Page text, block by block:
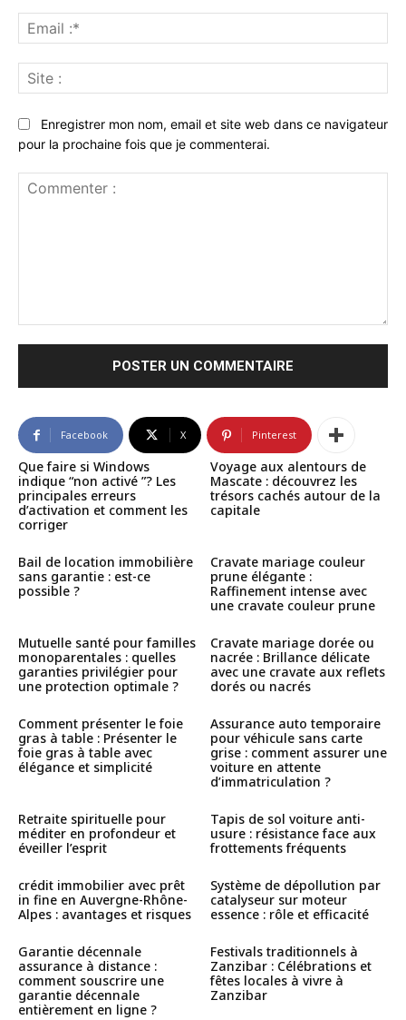
:*
:
Enregistrer mon nom, email et site web dans ce navigateur
pour la prochaine fois que je commenterai.
Facebook X Pinterest
Que faire si Windows
indique “non activé ”? Les
principales erreurs
d’activation et comment les
corriger
Voyage aux alentours de
Mascate : découvrez les
trésors cachés autour de la
capitale
Bail de location immobilière
sans garantie : est-ce
possible ?
Cravate mariage couleur
prune élégante :
Raffinement intense avec
une cravate couleur prune
Mutuelle santé pour familles
monoparentales : quelles
garanties privilégier pour
une protection optimale ?
Cravate mariage dorée ou
nacrée : Brillance délicate
avec une cravate aux reflets
dorés ou nacrés
Comment présenter le foie
gras à table : Présenter le
foie gras à table avec
élégance et simplicité
Assurance auto temporaire
pour véhicule sans carte
grise : comment assurer une
voiture en attente
d’immatriculation ?
Retraite spirituelle pour
méditer en profondeur et
éveiller l’esprit
Tapis de sol voiture anti-
usure : résistance face aux
frottements fréquents
crédit immobilier avec prêt
in fine en Auvergne-Rhône-
Alpes : avantages et risques
Système de dépollution par
catalyseur sur moteur
essence : rôle et efficacité
Garantie décennale
assurance à distance :
comment souscrire une
garantie décennale
entièrement en ligne ?
Festivals traditionnels à
Zanzibar : Célébrations et
fêtes locales à vivre à
Zanzibar